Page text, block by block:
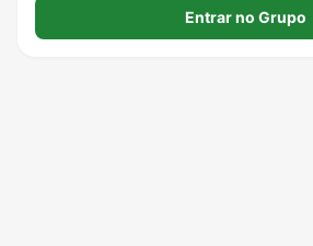
Entrar no Grupo